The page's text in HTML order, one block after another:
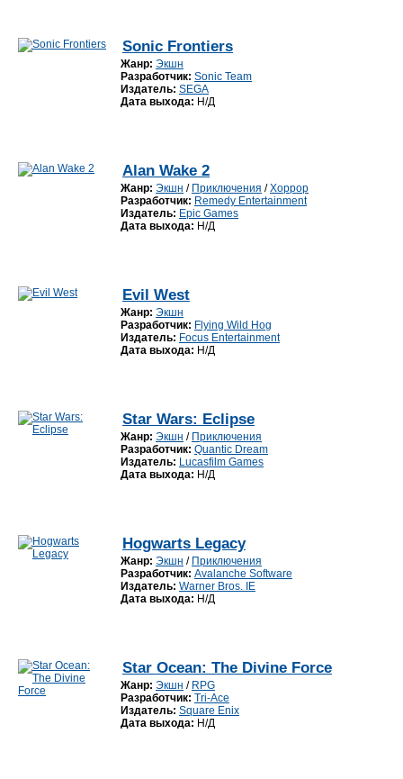
Sonic Frontiers
Жанр: Экшн
Разработчик: Sonic Team
Издатель: SEGA
Дата выхода: Н/Д
Alan Wake 2
Жанр: Экшн / Приключения /Хоррор
Разработчик: Remedy Entertainment
Издатель: Epic Games
Дата выхода: Н/Д
Evil West
Жанр: Экшн
Разработчик: Flying Wild Hog
Издатель: Focus Entertainment
Дата выхода: Н/Д
Star Wars: Eclipse
Жанр: Экшн / Приключения
Разработчик: Quantic Dream
Издатель: Lucasfilm Games
Дата выхода: Н/Д
Hogwarts Legacy
Жанр: Экшн / Приключения
Разработчик: Avalanche Software
Издатель: Warner Bros. IE
Дата выхода: Н/Д
Star Ocean: The Divine Force
Жанр: Экшн / RPG
Разработчик: Tri-Ace
Издатель: Square Enix
Дата выхода: Н/Д